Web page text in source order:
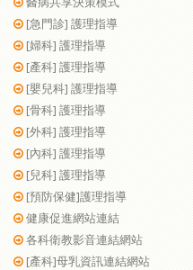
[急門診] 護理指導
[婦科] 護理指導
[產科] 護理指導
[嬰兒科] 護理指導
[骨科] 護理指導
[外科] 護理指導
[內科] 護理指導
[兒科] 護理指導
[預防保健]護理指導
健康促進網站連結
各科衛教影音連結網站
[產科]母乳資訊連結網站